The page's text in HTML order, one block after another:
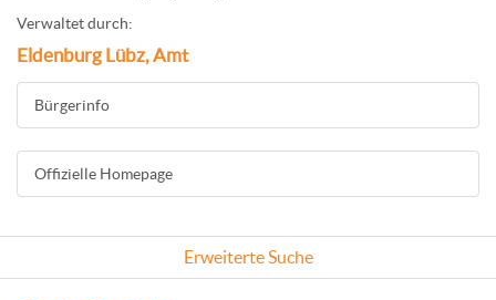
Verwaltet durch:
Eldenburg Lübz, Amt
Bürgerinfo
Offizielle Homepage
Erweiterte Suche